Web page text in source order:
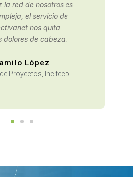
sistemas con ellos.
Moreno
de Planeación,